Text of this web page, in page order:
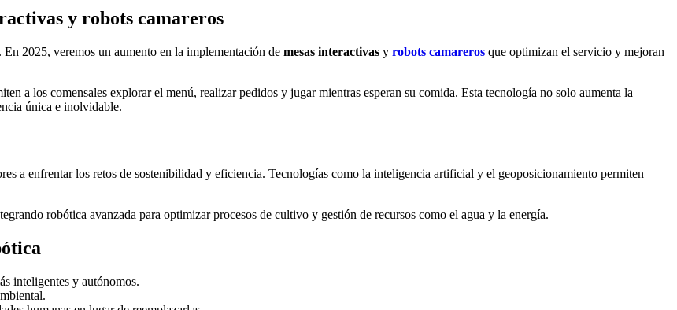
y robots camareros
2025, veremos un aumento en la implementación de mesas interactivas y robots camareros que optimizan el servicio y mejoran
a los comensales explorar el menú, realizar pedidos y jugar mientras esperan su comida. Esta tecnología no solo aumenta la
única e inolvidable.
a enfrentar los retos de sostenibilidad y eficiencia. Tecnologías como la inteligencia artificial y el geoposicionamiento permiten
robótica avanzada para optimizar procesos de cultivo y gestión de recursos como el agua y la energía.
inteligentes y autónomos.